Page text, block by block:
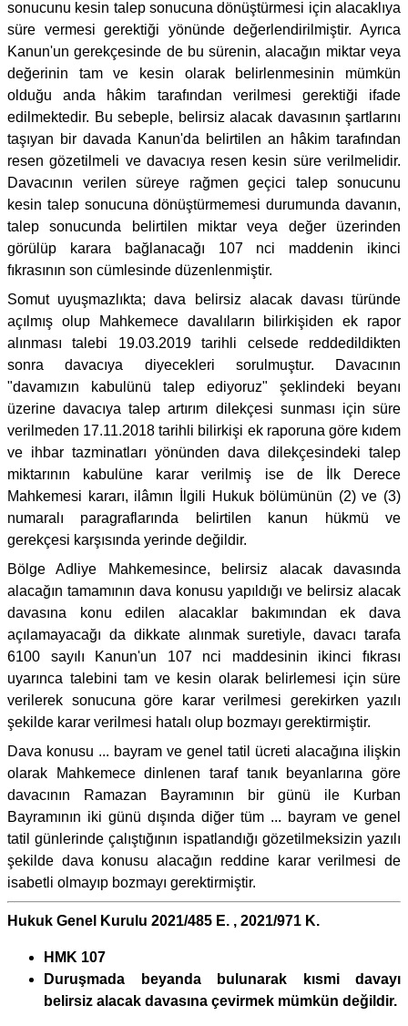
sonucunu kesin talep sonucuna dönüştürmesi için alacaklıya
süre vermesi gerektiği yönünde değerlendirilmiştir. Ayrıca
Kanun'un gerekçesinde de bu sürenin, alacağın miktar veya
değerinin tam ve kesin olarak belirlenmesinin mümkün
olduğu anda hâkim tarafından verilmesi gerektiği ifade
edilmektedir. Bu sebeple, belirsiz alacak davasının şartlarını
taşıyan bir davada Kanun'da belirtilen an hâkim tarafından
resen gözetilmeli ve davacıya resen kesin süre verilmelidir.
Davacının verilen süreye rağmen geçici talep sonucunu
kesin talep sonucuna dönüştürmemesi durumunda davanın,
talep sonucunda belirtilen miktar veya değer üzerinden
görülüp karara bağlanacağı 107 nci maddenin ikinci
fıkrasının son cümlesinde düzenlenmiştir.
Somut uyuşmazlıkta; dava belirsiz alacak davası türünde
açılmış olup Mahkemece davalıların bilirkişiden ek rapor
alınması talebi 19.03.2019 tarihli celsede reddedildikten
sonra davacıya diyecekleri sorulmuştur. Davacının
"davamızın kabulünü talep ediyoruz" şeklindeki beyanı
üzerine davacıya talep artırım dilekçesi sunması için süre
verilmeden 17.11.2018 tarihli bilirkişi ek raporuna göre kıdem
ve ihbar tazminatları yönünden dava dilekçesindeki talep
miktarının kabulüne karar verilmiş ise de İlk Derece
Mahkemesi kararı, ilâmın İlgili Hukuk bölümünün (2) ve (3)
numaralı paragraflarında belirtilen kanun hükmü ve
gerekçesi karşısında yerinde değildir.
Bölge Adliye Mahkemesince, belirsiz alacak davasında
alacağın tamamının dava konusu yapıldığı ve belirsiz alacak
davasına konu edilen alacaklar bakımından ek dava
açılamayacağı da dikkate alınmak suretiyle, davacı tarafa
6100 sayılı Kanun'un 107 nci maddesinin ikinci fıkrası
uyarınca talebini tam ve kesin olarak belirlemesi için süre
verilerek sonucuna göre karar verilmesi gerekirken yazılı
şekilde karar verilmesi hatalı olup bozmayı gerektirmiştir.
Dava konusu ... bayram ve genel tatil ücreti alacağına ilişkin
olarak Mahkemece dinlenen taraf tanık beyanlarına göre
davacının Ramazan Bayramının bir günü ile Kurban
Bayramının iki günü dışında diğer tüm ... bayram ve genel
tatil günlerinde çalıştığının ispatlandığı gözetilmeksizin yazılı
şekilde dava konusu alacağın reddine karar verilmesi de
isabetli olmayıp bozmayı gerektirmiştir.
Hukuk Genel Kurulu 2021/485 E. , 2021/971 K.
HMK 107
Duruşmada beyanda bulunarak kısmi davayı
belirsiz alacak davasına çevirmek mümkün değildir.